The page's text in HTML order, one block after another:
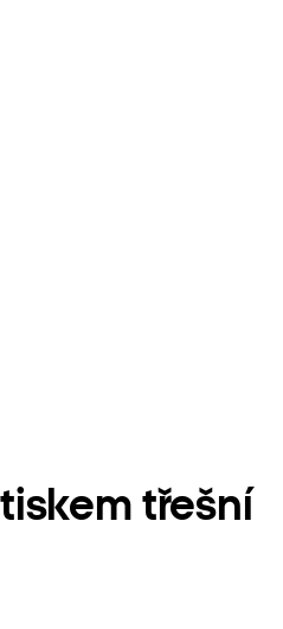
třešní